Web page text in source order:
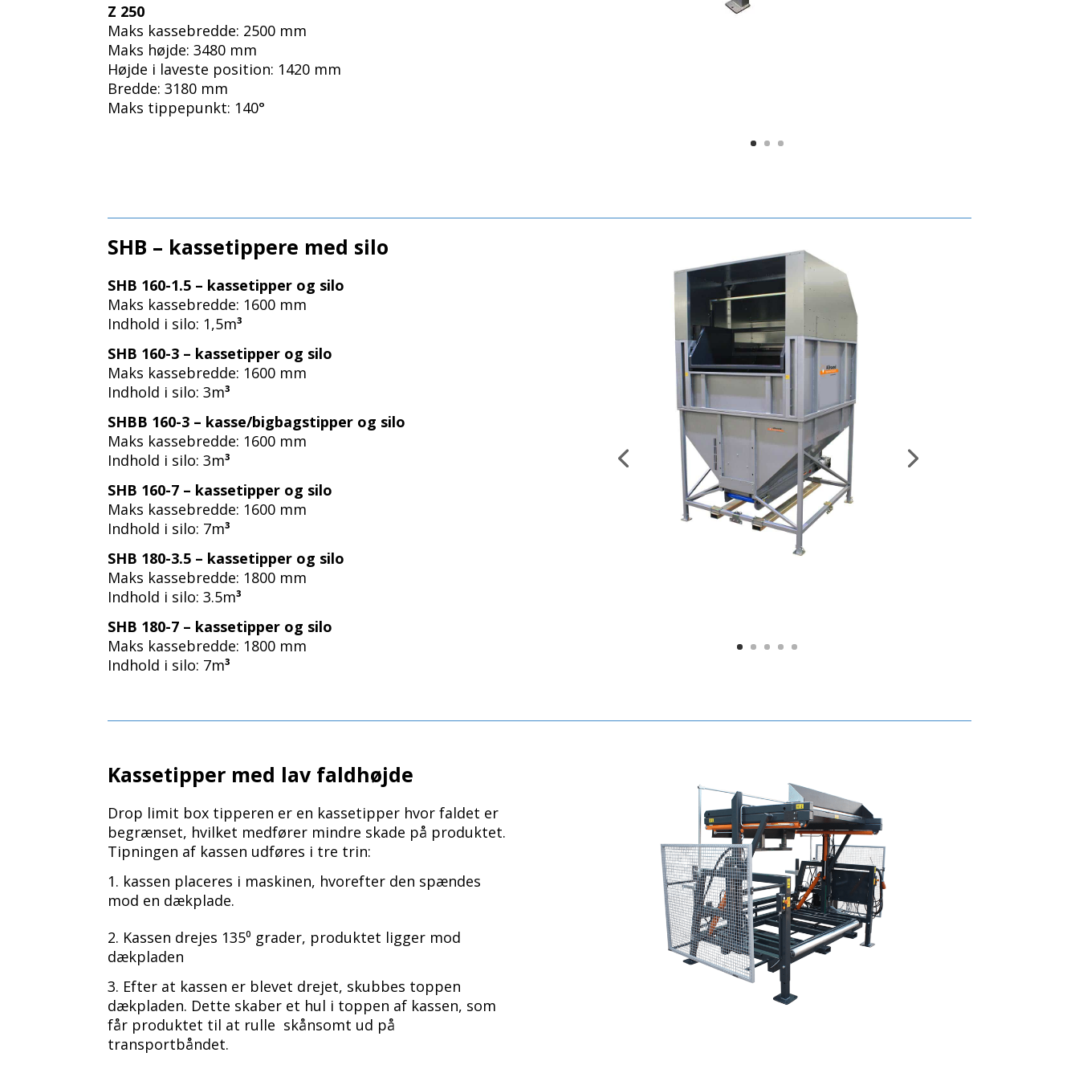
Z 250
Maks kassebredde: 2500 mm
Maks højde: 3480 mm
Højde i laveste position: 1420 mm
Bredde: 3180 mm
Maks tippepunkt: 140°
SHB – kassetippere med silo
SHB 160-1.5 – kassetipper og silo
Maks kassebredde: 1600 mm
Indhold i silo: 1,5m³
SHB 160-3 – kassetipper og silo
Maks kassebredde: 1600 mm
Indhold i silo: 3m³
SHBB 160-3 – kasse/bigbagstipper og silo
Maks kassebredde: 1600 mm
Indhold i silo: 3m³
SHB 160-7 – kassetipper og silo
Maks kassebredde: 1600 mm
Indhold i silo: 7m³
SHB 180-3.5 – kassetipper og silo
Maks kassebredde: 1800 mm
Indhold i silo: 3.5m³
SHB 180-7 – kassetipper og silo
Maks kassebredde: 1800 mm
Indhold i silo: 7m³
Kassetipper med lav faldhøjde
Drop limit box tipperen er en kassetipper hvor faldet er
begrænset, hvilket medfører mindre skade på produktet.
Tipningen af kassen udføres i tre trin:
1. kassen placeres i maskinen, hvorefter den spændes
mod en dækplade.
2. Kassen drejes 135⁰ grader, produktet ligger mod
dækpladen
3. Efter at kassen er blevet drejet, skubbes toppen
dækpladen. Dette skaber et hul i toppen af kassen, som
får produktet til at rulle skånsomt ud på
transportbåndet.